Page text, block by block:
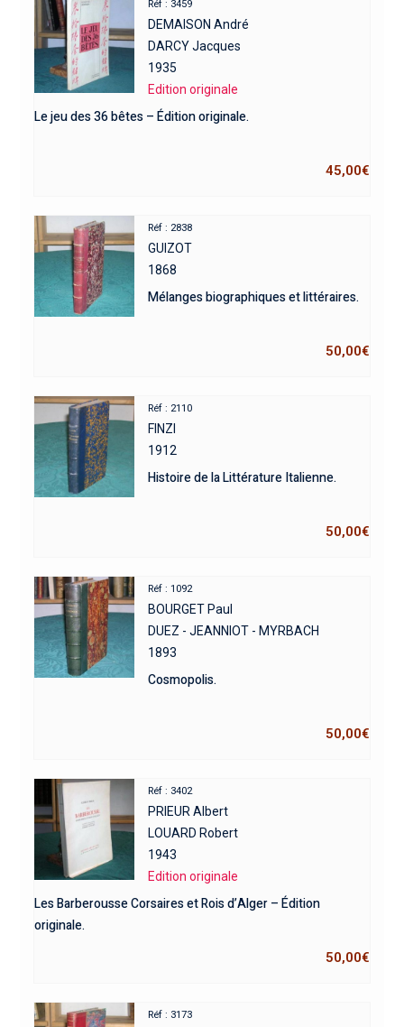
Réf : 3459
DEMAISON André
DARCY Jacques
1935
Edition originale
Le jeu des 36 bêtes – Édition originale.
45,00€
Réf : 2838
GUIZOT
1868
Mélanges biographiques et littéraires.
50,00€
Réf : 2110
FINZI
1912
Histoire de la Littérature Italienne.
50,00€
Réf : 1092
BOURGET Paul
DUEZ - JEANNIOT - MYRBACH
1893
Cosmopolis.
50,00€
Réf : 3402
PRIEUR Albert
LOUARD Robert
1943
Edition originale
Les Barberousse Corsaires et Rois d’Alger – Édition
originale.
50,00€
Réf : 3173